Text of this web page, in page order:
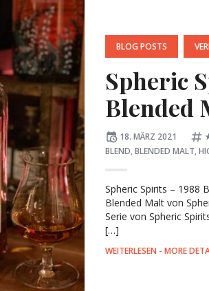
POSTED
BLOG POSTS
Spheric
Blended
Posted
on
18. MÄRZ 2021
BLEND, BLENDED MALT,
Spheric Spirits –
Blended Malt von
Serie von Spheric
[…]
MORE